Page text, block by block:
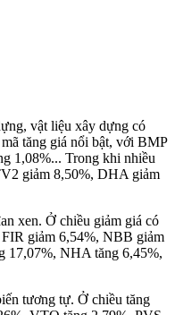
vật liệu xây dựng có
tăng giá nổi bật, với BMP
1,08%... Trong khi nhiều
giảm 8,50%, DHA giảm
xen. Ở chiều giảm giá có
giảm 6,54%, NBB giảm
17,07%, NHA tăng 6,45%,
tương tự. Ở chiều tăng